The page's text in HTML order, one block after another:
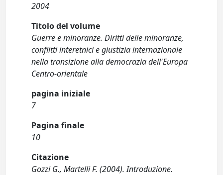
2004
Titolo del volume
Guerre e minoranze. Diritti delle minoranze,
conflitti interetnici e giustizia internazionale
nella transizione alla democrazia dell'Europa
Centro-orientale
pagina iniziale
7
Pagina finale
10
Citazione
Gozzi G., Martelli F. (2004). Introduzione.